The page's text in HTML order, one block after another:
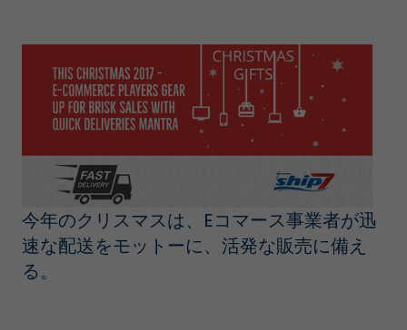
今年のクリスマスは、Eコマース事業者が迅
速な配送をモットーに、活発な販売に備え
る。